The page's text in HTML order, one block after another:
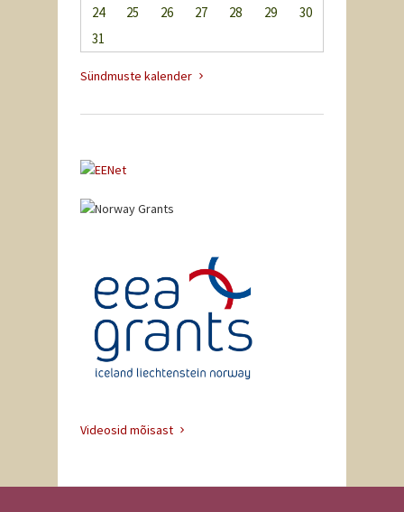
24
25 26 27 28 29
30
31
Sündmuste kalender
Videosid mõisast